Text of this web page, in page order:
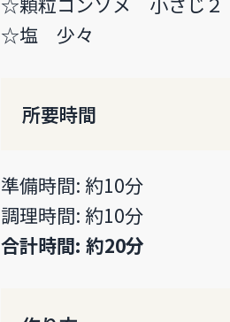
☆塩 少々
所要時間
準備時間: 約10分
調理時間: 約10分
合計時間: 約20分